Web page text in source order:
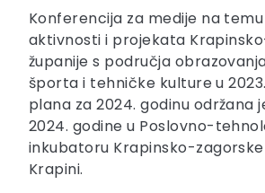
Konferencija za medije na
aktivnosti i projekata
županije s područja
športa i tehničke kulture u
plana za 2024. godinu održana
2024. godine u Poslovno-
inkubatoru Krapinsko-zagorske
Krapini.